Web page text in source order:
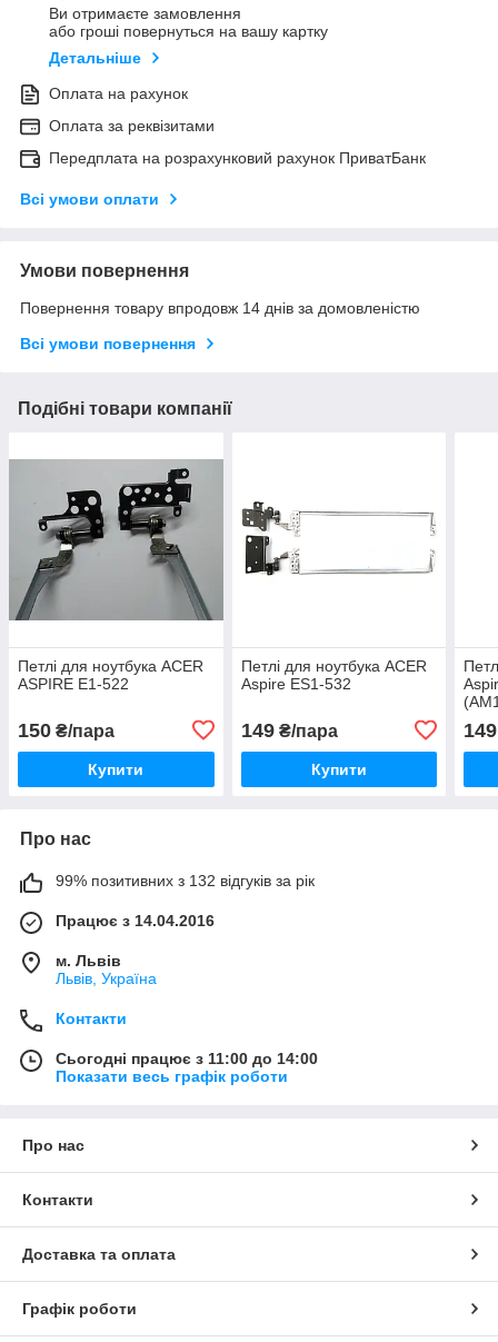
Ви отримаєте замовлення
або гроші повернуться на вашу картку
Детальніше
Оплата на рахунок
Оплата за реквізитами
Передплата на розрахунковий рахунок ПриватБанк
Всі умови оплати
Умови повернення
Повернення товару впродовж 14 днів за домовленістю
Всі умови повернення
Подібні товари компанії
Петлі для ноутбука ACER
ASPIRE E1-522
150 ₴/пара
Купити
Петлі для ноутбука ACER
Aspire ES1-532
149₴/пара
Купити
149
Про нас
99% позитивних з 132 відгуків за рік
Працює з 14.04.2016
м. Львів
Львів, Україна
Контакти
Сьогодні працює з 11:00 до 14:00
Показати весь графік роботи
Про нас
Контакти
Доставка та оплата
Графік роботи